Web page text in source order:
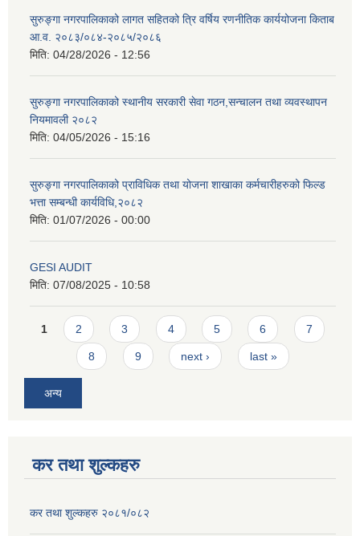
सुरुङ्गा नगरपालिकाको लागत सहितको त्रि वर्षिय रणनीतिक कार्ययोजना किताब
आ.व. २०८३/०८४-२०८५/२०८६
मिति: 04/28/2026 - 12:56
सुरुङ्गा नगरपालिकाको स्थानीय सरकारी सेवा गठन,सन्चालन तथा व्यवस्थापन
नियमावली २०८२
मिति: 04/05/2026 - 15:16
सुरुङ्गा नगरपालिकाको प्राविधिक तथा योजना शाखाका कर्मचारीहरुको फिल्ड
भत्ता सम्बन्धी कार्यविधि,२०८२
मिति: 01/07/2026 - 00:00
GESI AUDIT
मिति: 07/08/2025 - 10:58
Pages
1 2 3 4 5 6 7
8 9 next › last »
अन्य
कर तथा शुल्कहरु
कर तथा शुल्कहरु २०८१/०८२